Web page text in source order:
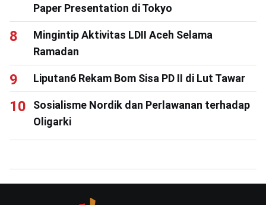
Paper Presentation di Tokyo
Mingintip Aktivitas LDII Aceh Selama
Ramadan
Liputan6 Rekam Bom Sisa PD II di Lut Tawar
Sosialisme Nordik dan Perlawanan terhadap
Oligarki